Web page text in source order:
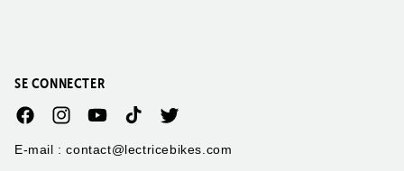
SE CONNECTER
FacebookInstagramYouTubeTikTokTwitter
E-mail : contact@lectricebikes.com